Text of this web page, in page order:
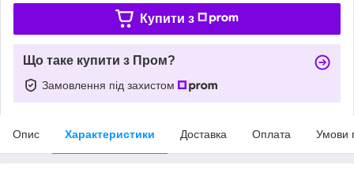
Купити з
Що таке купити з Пром?
Замовлення під захистом
Опис Характеристики Доставка Оплата Умови